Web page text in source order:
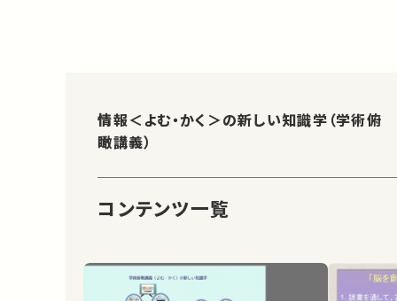
情報＜よむ・かく＞の新しい知識学（学術俯
瞰講義）
コンテンツ一覧